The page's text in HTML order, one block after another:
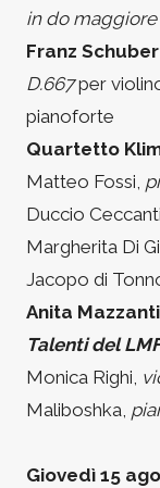
in do maggiore
Franz
D.667per
pianoforte
Quartetto
Matteo Fossi,
Duccio
Margherita Di
Jacopo di
Anita
Talenti del
Monica Righi,
Maliboshka,
Giovedì 15